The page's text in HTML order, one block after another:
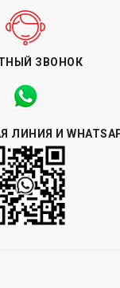
ЗВОНОК
ЛИНИЯ И